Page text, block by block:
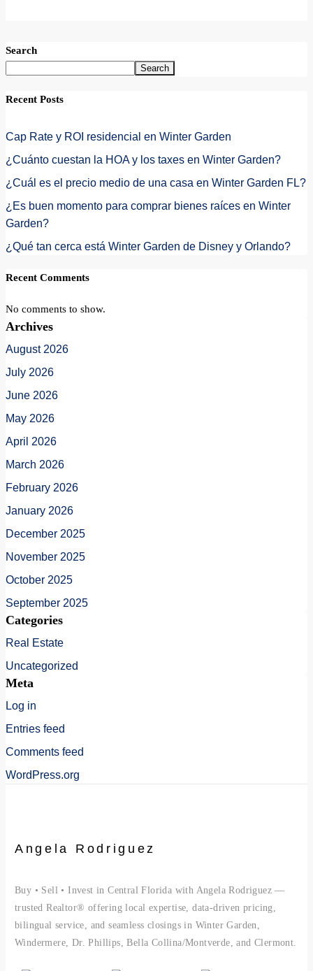
Search
Search
Recent Posts
Cap Rate y ROI residencial en Winter Garden
¿Cuánto cuestan la HOA y los taxes en Winter Garden?
¿Cuál es el precio medio de una casa en Winter Garden FL?
¿Es buen momento para comprar bienes raíces en Winter
Garden?
¿Qué tan cerca está Winter Garden de Disney y Orlando?
Recent Comments
No comments to show.
Archives
August 2026
July 2026
June 2026
May 2026
April 2026
March 2026
February 2026
January 2026
December 2025
November 2025
October 2025
September 2025
Categories
Real Estate
Uncategorized
Meta
Log in
Entries feed
Comments feed
WordPress.org
Angela Rodriguez
Buy • Sell • Invest in Central Florida with Angela Rodriguez —
trusted Realtor® offering local expertise, data-driven pricing,
bilingual service, and seamless closings in Winter Garden,
Windermere, Dr. Phillips, Bella Collina/Montverde, and Clermont.